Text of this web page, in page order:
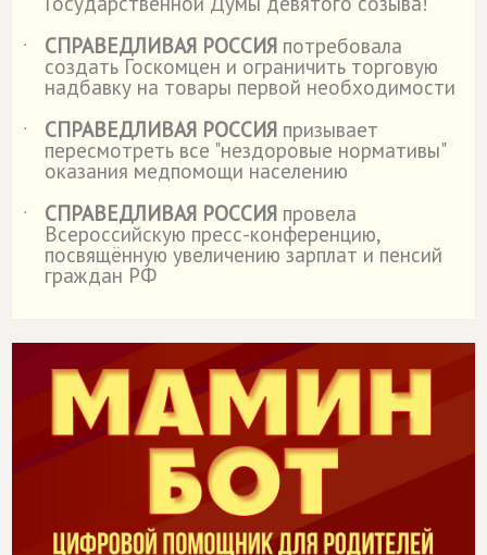
˙
СПРАВЕДЛИВАЯ РОССИЯ потребовала
создать Госкомцен и ограничить торговую
надбавку на товары первой необходимости
˙
СПРАВЕДЛИВАЯ РОССИЯ призывает
пересмотреть все "нездоровые нормативы"
оказания медпомощи населению
˙
СПРАВЕДЛИВАЯ РОССИЯ провела
Всероссийскую пресс-конференцию,
посвящённую увеличению зарплат и пенсий
граждан РФ